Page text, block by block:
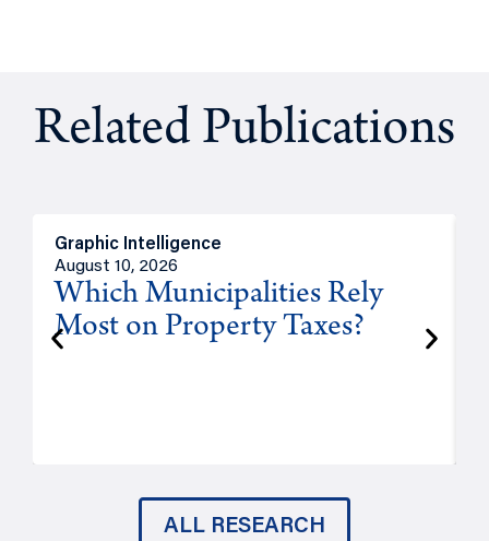
Related Publications
Graphic Intelligence
August 10, 2026
Which Municipalities Rely
Most on Property Taxes?
ALL RESEARCH